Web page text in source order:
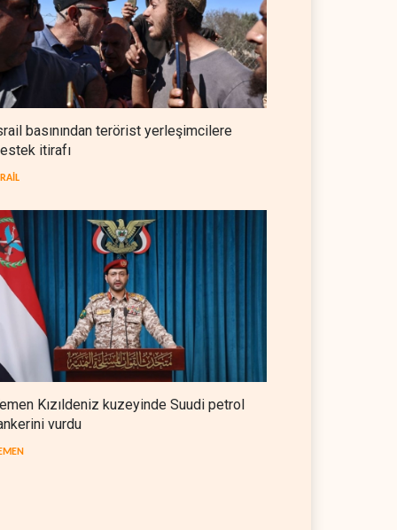
NYT: Washington, İran'ı yine
okuyamadı
BATI YARIM KÜRE 05 Ağustos 2026
İsrailli istihbaratçı: ABD'nin
mühimmatının bittiği iddiası
bir iç kavga
İran karşısında 'zor kararlara'
sevk ediyor
BATI YARIM KÜRE
basınından terörist yerleşimcilere
itirafı
Kızıldeniz kuzeyinde Suudi petrol
vurdu